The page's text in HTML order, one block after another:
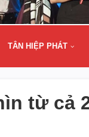
TÂN HIỆP PHÁT
từ cả